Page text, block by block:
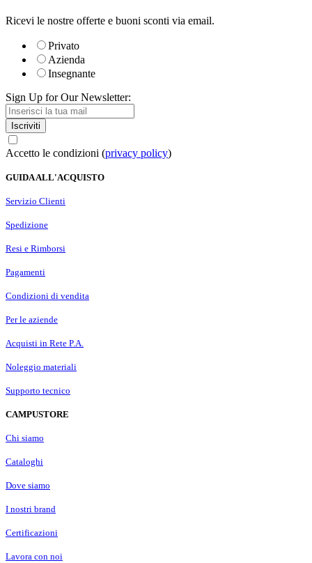
Ricevi le nostre offerte e buoni sconti via email.
Privato
Azienda
Insegnante
Sign Up for Our Newsletter:
Iscriviti
Accetto le condizioni (privacy policy)
GUIDA ALL'ACQUISTO
Servizio Clienti
Spedizione
Resi e Rimborsi
Pagamenti
Condizioni di vendita
Per le aziende
Acquisti in Rete P.A.
Noleggio materiali
Supporto tecnico
CAMPUSTORE
Chi siamo
Cataloghi
Dove siamo
I nostri brand
Certificazioni
Lavora con noi